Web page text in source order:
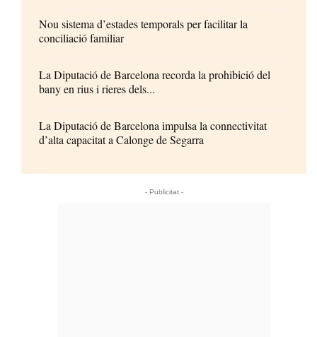
Nou sistema d’estades temporals per facilitar la
conciliació familiar
La Diputació de Barcelona recorda la prohibició del
bany en rius i rieres dels...
La Diputació de Barcelona impulsa la connectivitat
d’alta capacitat a Calonge de Segarra
- Publicitat -